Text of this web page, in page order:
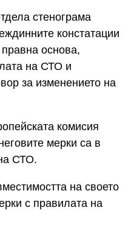
стенограма
констатации
основа,
на СТО и
за изменението на
комисия
мерки са в
СТО.
на своето
с правилата на